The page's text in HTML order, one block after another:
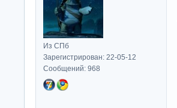
Из СПб
Зарегистрирован: 22-05-12
Сообщений: 968